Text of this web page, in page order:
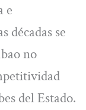
e
décadas se
no
del Estado.